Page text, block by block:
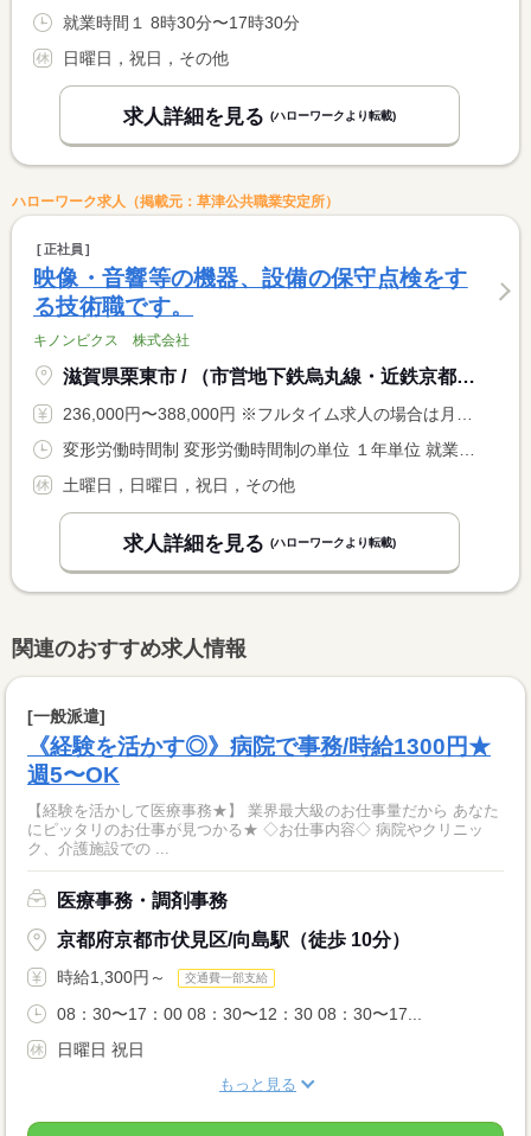
就業時間１ 8時30分〜17時30分
日曜日，祝日，その他
求人詳細を見る (ハローワークより転載)
ハローワーク求人（掲載元：草津公共職業安定所）
正社員
映像・音響等の機器、設備の保守点検をす
る技術職です。
キノンビクス 株式会社
滋賀県栗東市 / （市営地下鉄烏丸線・近鉄京都線 十条駅から徒歩８分）
236,000円〜388,000円 ※フルタイム求人の場合は月額（換算額）、パート求人の場合は時間額を表示しています。
土曜日，日曜日，祝日，その他
求人詳細を見る (ハローワークより転載)
関連のおすすめ求人情報
[一般派遣]
《経験を活かす◎》病院で事務/時給1300円★
週5〜OK
【経験を活かして医療事務★】 業界最大級のお仕事量だから あなた
にピッタリのお仕事が見つかる★ ◇お仕事内容◇ 病院やクリニッ
ク、介護施設での ...
医療事務・調剤事務
京都府京都市伏見区/向島駅（徒歩 10分）
時給1,300円～ 交通費一部支給
08：30〜17：00 08：30〜12：30 08：30〜17...
日曜日 祝日
もっと見る